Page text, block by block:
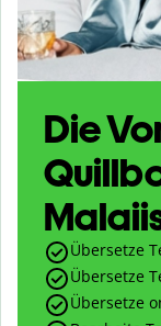
Die
Übersetze
Übersetze
Übersetze